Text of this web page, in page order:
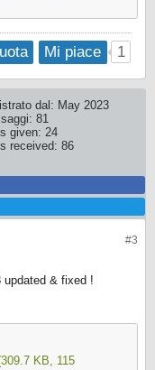
Mi piace 1
dal: May 2023
81
given: 24
received: 86
#3
updated & fixed !
KB, 115